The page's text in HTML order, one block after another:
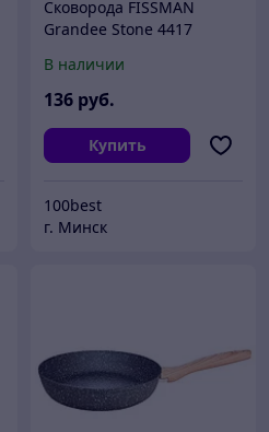
Cковорода FISSMAN
Grandee Stone 4417
индукционным дном
(алюминий с
антипригарным
покрытием)
В наличии
136 руб.
Купить
100best
г. Минск